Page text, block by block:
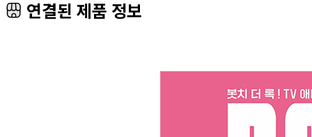
연결된 제품 정보